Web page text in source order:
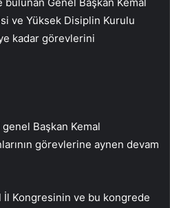
ve Yüksek Disiplin Kurulu
kadar görevlerini
Başkan Kemal
görevlerine aynen devam
İl Kongresinin ve bu kongrede